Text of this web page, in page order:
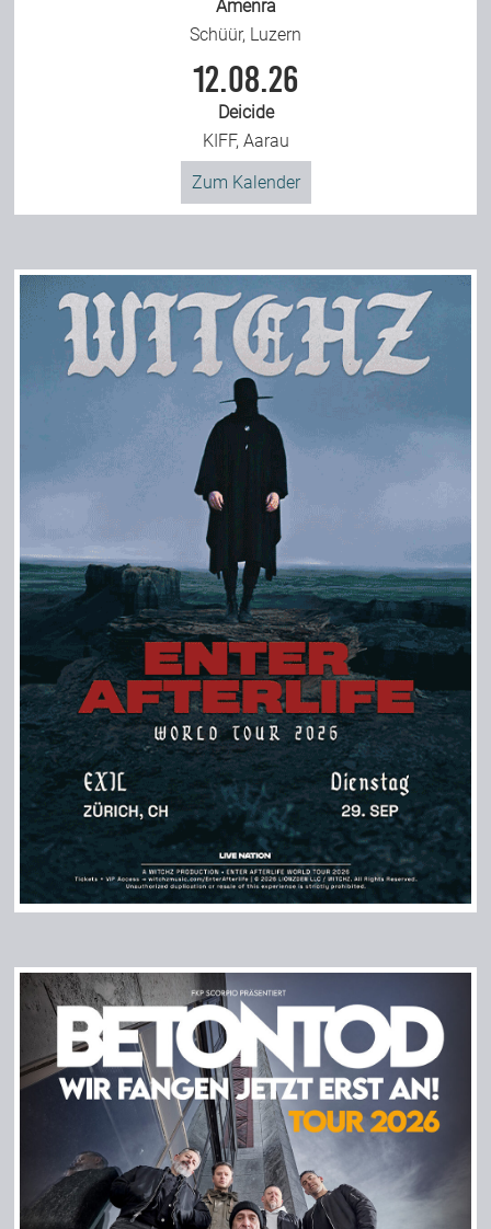
Amenra
Schüür, Luzern
12.08.26
Deicide
KIFF, Aarau
Zum Kalender